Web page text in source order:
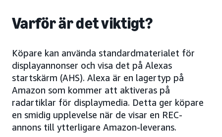
Varför är det viktigt?
Köpare kan använda standardmaterialet för
displayannonser och visa det på Alexas
startskärm (AHS). Alexa är en lagertyp på
Amazon som kommer att aktiveras på
radartiklar för displaymedia. Detta ger köpare
en smidig upplevelse när de visar en REC-
annons till ytterligare Amazon-leverans.